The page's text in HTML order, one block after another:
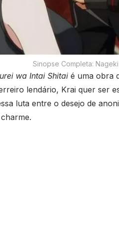
Sinopse Completa:
wa Intai Shitai é uma obra
lendário, Krai quer ser
luta entre o desejo de